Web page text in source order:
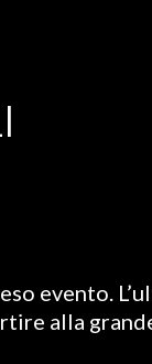
evento.
alla